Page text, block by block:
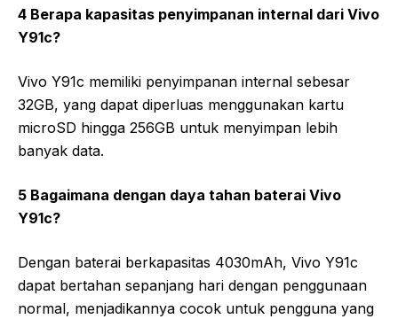
4 Berapa kapasitas penyimpanan internal dari Vivo
Y91c?
Vivo Y91c memiliki penyimpanan internal sebesar
32GB, yang dapat diperluas menggunakan kartu
microSD hingga 256GB untuk menyimpan lebih
banyak data.
5 Bagaimana dengan daya tahan baterai Vivo
Y91c?
Dengan baterai berkapasitas 4030mAh, Vivo Y91c
dapat bertahan sepanjang hari dengan penggunaan
normal, menjadikannya cocok untuk pengguna yang